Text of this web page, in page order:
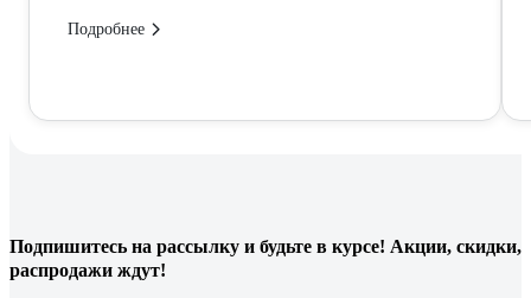
Подробнее
Подпишитесь на рассылку и будьте в курсе! Акции, скидки,
распродажи ждут!